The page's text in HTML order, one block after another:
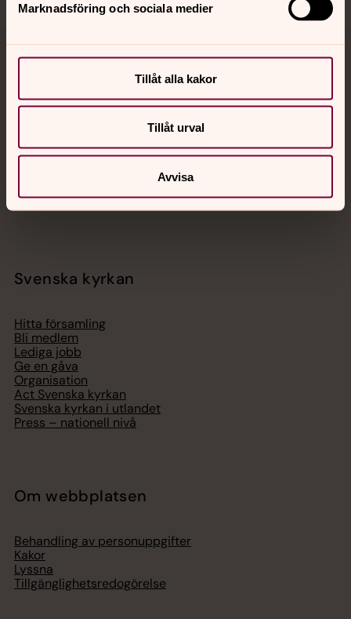
Marknadsföring och sociala medier
Tillåt alla kakor
Tillåt urval
Avvisa
Jourhavande präst
Akut samtals- och krisstöd. Prata eller chatta anonymt
med en präst på kvällar och nätter.
Telefon 112
Svenska kyrkan
Hitta församling
Bli medlem
Lediga jobb
Ge en gåva
Organisation
Act Svenska kyrkan
Svenska kyrkan i utlandet
Press – nationell nivå
Om webbplatsen
Behandling av personuppgifter
Kakor
Lyssna
Tillgänglighetsredogörelse